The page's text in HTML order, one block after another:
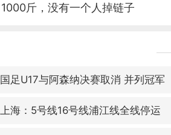
1000斤，没有一个人掉链子
国足U17与阿森纳决赛取消 并列冠军
上海：5号线16号线浦江线全线停运